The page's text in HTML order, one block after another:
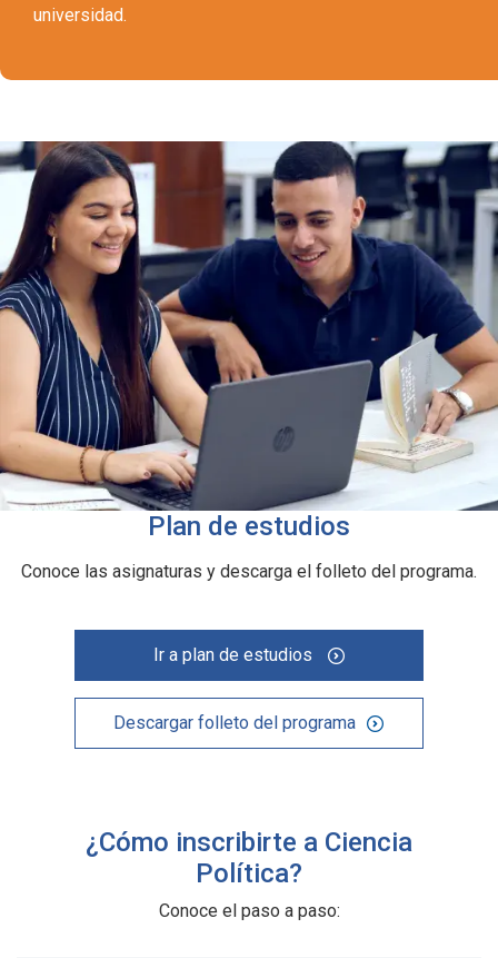
universidad.
Plan de estudios
Conoce las asignaturas y descarga el folleto del programa.
Ir a plan de estudios
Descargar folleto del programa
¿Cómo inscribirte a Ciencia
Política?
Conoce el paso a paso: